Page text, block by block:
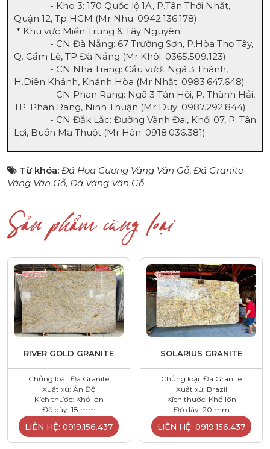
- Kho 3: 170 Quốc lộ 1A, P.Tân Thới Nhất,
Quận 12, Tp HCM (Mr Nhu: 0942.136.178)
* Khu vực Miền Trung & Tây Nguyên
- CN Đà Nẵng: 67 Trường Sơn, P.Hòa Thọ Tây,
Q. Cẩm Lệ, TP Đà Nẵng (Mr Khôi: 0365.509.123)
- CN Nha Trang: Cầu vượt Ngã 3 Thành,
H.Diên Khánh, Khánh Hòa (Mr Nhật: 0983.647.648)
- CN Phan Rang: Ngã 3 Tân Hội, P. Thành Hải,
TP. Phan Rang, Ninh Thuận (Mr Duy: 0987.292.844)
- CN Đắk Lắc: Đường Vành Đai, Khối 07, P. Tân
Lợi, Buồn Ma Thuột (Mr Hân: 0918.036.381)
Từ khóa: Đá Hoa Cương Vàng Vân Gỗ, Đá Granite
Vàng Vân Gỗ, Đá Vàng Vân Gỗ
Sản phẩm cùng loại
RIVER GOLD GRANITE
Chủng loại: Đá Granite
Xuất xứ: Ấn Độ
Kích thước: Khổ lớn
Độ dày: 18 mm
LIÊN HỆ: 0919.156.437
SOLARIUS GRANITE
Chủng loại: Đá Granite
Xuất xứ: Brazil
Kích thước: Khổ lớn
Độ dày: 20 mm
LIÊN HỆ: 0919.156.437